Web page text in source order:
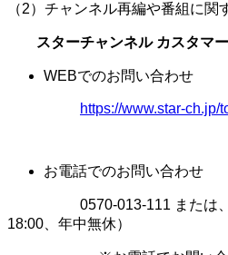
（2）チャンネル再編や番組に関
スターチャンネル カスタマ
WEBでのお問い合わせ
https://www.star-ch.jp/
お電話でのお問い合わせ
0570-013-111 または、
18:00、年中無休）